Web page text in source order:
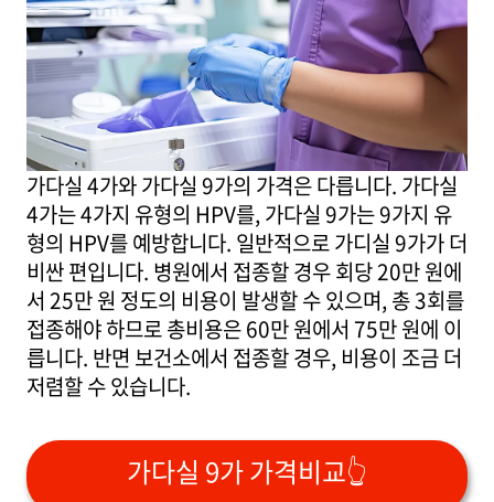
가다실 4가와 가다실 9가의 가격은 다릅니다. 가다실
4가는 4가지 유형의 HPV를, 가다실 9가는 9가지 유
형의 HPV를 예방합니다. 일반적으로 가디실 9가가 더
비싼 편입니다. 병원에서 접종할 경우 회당 20만 원에
서 25만 원 정도의 비용이 발생할 수 있으며, 총 3회를
접종해야 하므로 총비용은 60만 원에서 75만 원에 이
릅니다. 반면 보건소에서 접종할 경우, 비용이 조금 더
저렴할 수 있습니다.
가다실 9가 가격비교👆